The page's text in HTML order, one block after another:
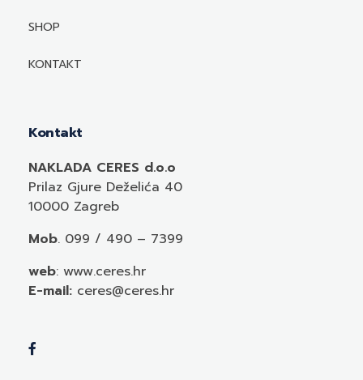
Mediji o autorima i njihovim naslovima
SHOP
KONTAKT
Kontakt
NAKLADA CERES d.o.o
Prilaz Gjure Deželića 40
10000 Zagreb
Mob. 099 / 490 – 7399
web: www.ceres.hr
E-mail: ceres@ceres.hr